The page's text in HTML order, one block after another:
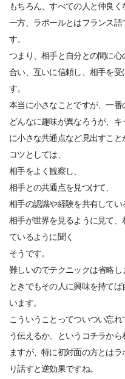
もちろん、すべての人と仲良く
一方、ラポールとはフランス
す。
つまり、相手と自分との間に
合い、互いに信頼し、相手を
す。
本当に小さなことですが、一番
どんなに趣味が異なろうが、
に小さな共通点など見出すこと
コツとしては、
相手をよく観察し、
相手との共通点を見つけて、
相手の認識や経験を共有してい
相手が世界を見るように見て
ているように聞く
そうです。
難しいのでテクニックは省略
ときでもその人に興味を持て
います。
こういうことってついつい忘
う伝えるか、というコチラか
ますが、特に初対面の方とは
り話すと逆効果ですね。